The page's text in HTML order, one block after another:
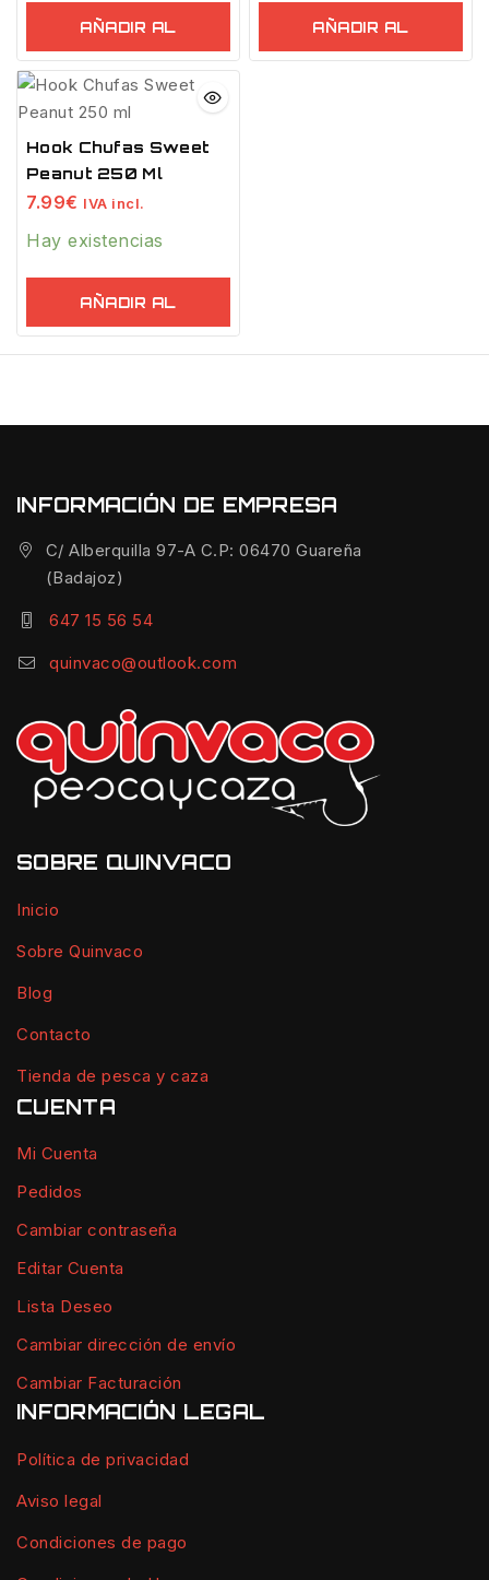
AÑADIR AL
CARRITO
AÑADIR AL
CARRITO
Hook Chufas Sweet
Peanut 250 Ml
7.99€ IVA incl.
Hay existencias
AÑADIR AL
CARRITO
INFORMACIÓN DE EMPRESA
C/ Alberquilla 97-A C.P: 06470 Guareña
(Badajoz)
647 15 56 54
quinvaco@outlook.com
SOBRE QUINVACO
Inicio
Sobre Quinvaco
Blog
Contacto
Tienda de pesca y caza
CUENTA
Mi Cuenta
Pedidos
Cambiar contraseña
Editar Cuenta
Lista Deseo
Cambiar dirección de envío
Cambiar Facturación
INFORMACIÓN LEGAL
Política de privacidad
Aviso legal
Condiciones de pago